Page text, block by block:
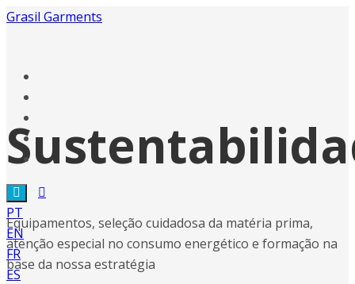
Grasil Garments
PT
EN
FR
ES
Equipamentos, seleção cuidadosa da matéria prima,
atenção especial no consumo energético e formação na
base da nossa estratégia